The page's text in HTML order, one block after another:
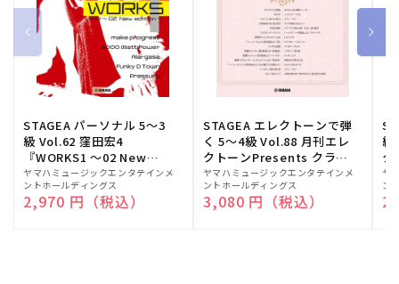
STAGEA パーソナル 5～3
級 Vol.62 窪田宏4
『WORKS1 ～02 New
edition～』
販
売
元:
ヤマハミュージックエンタテインメ
ントホールディングス
通常価格
2,970 円（税込）
STAGEA エレクトーンで弾
く 5～4級 Vol.88 月刊エレ
クトーンPresents クラシ
ック名曲集
販
売
元:
ヤマハミュージックエンタテインメ
ントホールディングス
通常価格
3,080 円（税込）
級
ク
販
売
元:
ヤ
ン